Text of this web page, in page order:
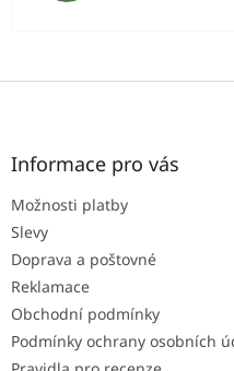
Z
Informace pro vás
Možnosti platby
Slevy
Doprava a poštovné
Reklamace
Obchodní podmínky
Podmínky ochrany osobních